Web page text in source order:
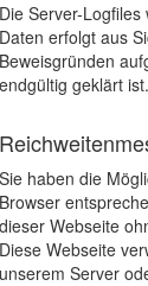
Die Server-
Daten erfolgt aus
Beweisgründen
endgültig geklärt ist.
Sie haben die
Browser
dieser Webseite
Diese Webseite
unserem Server